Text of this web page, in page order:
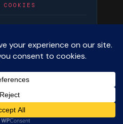
| Wishful Blog by